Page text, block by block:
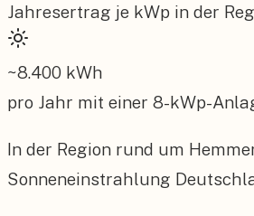
Jahresertrag je kWp in der
~8.400 kWh
pro Jahr mit einer 8-kWp-
In der Region rund um
Sonneneinstrahlung